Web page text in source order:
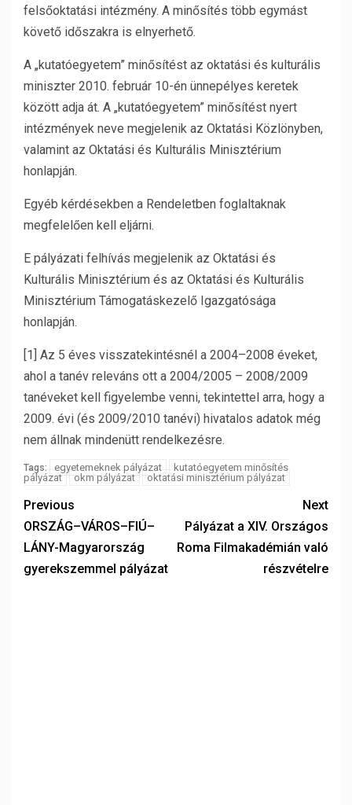
felsőoktatási intézmény. A minősítés több egymást
követő időszakra is elnyerhető.
A „kutatóegyetem” minősítést az oktatási és kulturális
miniszter 2010. február 10-én ünnepélyes keretek
között adja át. A „kutatóegyetem” minősítést nyert
intézmények neve megjelenik az Oktatási Közlönyben,
valamint az Oktatási és Kulturális Minisztérium
honlapján.
Egyéb kérdésekben a Rendeletben foglaltaknak
megfelelően kell eljárni.
E pályázati felhívás megjelenik az Oktatási és
Kulturális Minisztérium és az Oktatási és Kulturális
Minisztérium Támogatáskezelő Igazgatósága
honlapján.
[1] Az 5 éves visszatekintésnél a 2004–2008 éveket,
ahol a tanév releváns ott a 2004/2005 – 2008/2009
tanéveket kell figyelembe venni, tekintettel arra, hogy a
2009. évi (és 2009/2010 tanévi) hivatalos adatok még
nem állnak mindenütt rendelkezésre.
Tags: egyetemeknek pályázat
kutatóegyetem minősítés
pályázat
okm pályázat oktatási minisztérium pályázat
Previous
ORSZÁG–VÁROS–FIÚ–
LÁNY-Magyarország
gyerekszemmel pályázat
Next
Pályázat a XIV. Országos
Roma Filmakadémián való
részvételre